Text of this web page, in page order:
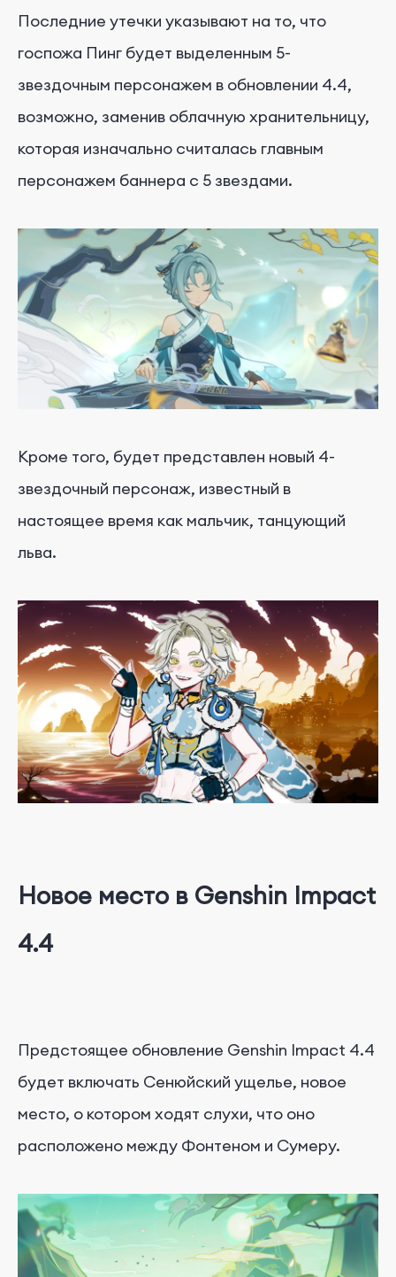
Последние утечки указывают на то, что
госпожа Пинг будет выделенным 5-
звездочным персонажем в обновлении 4.4,
возможно, заменив облачную хранительницу,
которая изначально считалась главным
персонажем баннера с 5 звездами.
Кроме того, будет представлен новый 4-
звездочный персонаж, известный в
настоящее время как мальчик, танцующий
льва.
Новое место в Genshin Impact
4.4
Предстоящее обновление Genshin Impact 4.4
будет включать Сенюйский ущелье, новое
место, о котором ходят слухи, что оно
расположено между Фонтеном и Сумеру.